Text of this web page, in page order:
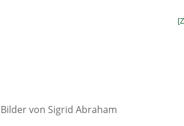
Bilder von Sigrid Abraham